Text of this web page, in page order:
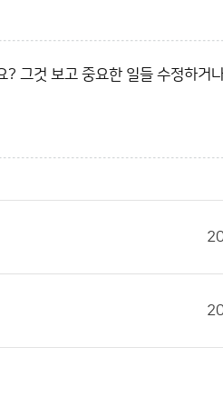
? 그것 보고 중요한 일들 수정하거